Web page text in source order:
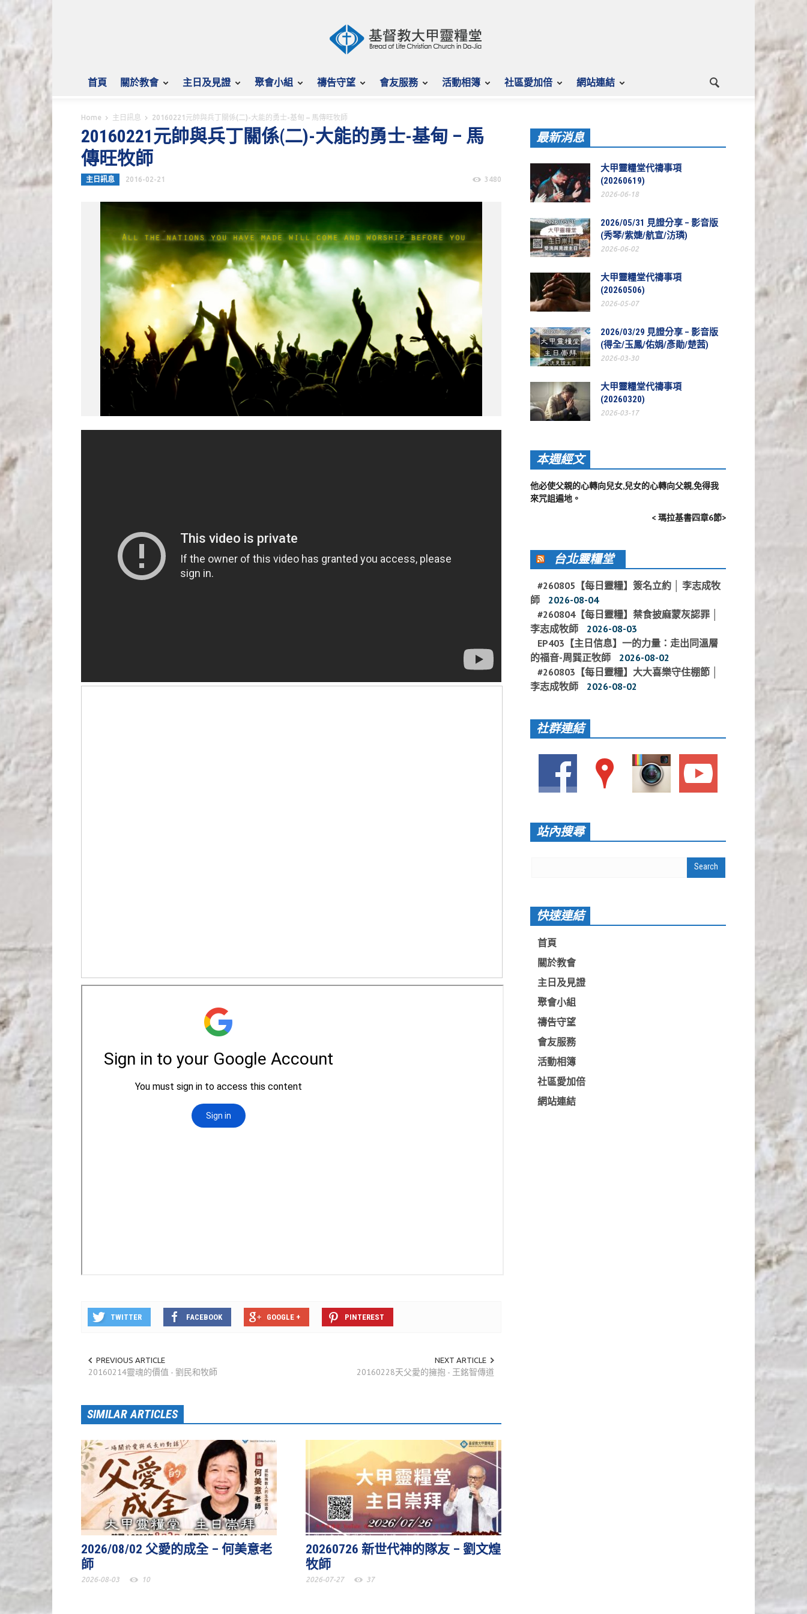
首頁 關於教會 主日及見證 聚會小組 禱告守望 會友服務 活動相簿 社區愛加倍 網站連結
Home 主日訊息 20160221元帥與兵丁關係(二)-大能的勇士-基甸 – 馬傳旺牧師
20160221元帥與兵丁關係(二)-大能的勇士-基甸 – 馬
傳旺牧師
主日訊息 2016-02-21 3480
TWITTER FACEBOOK GOOGLE + PINTEREST
PREVIOUS ARTICLE
20160214靈魂的價值 - 劉民和牧師
NEXT ARTICLE
20160228天父愛的擁抱 - 王銘智傳道
SIMILAR ARTICLES
2026/08/02 父愛的成全 – 何美意老
師
2026-08-03 10
20260726 新世代神的隊友 – 劉文煌
牧師
2026-07-27 37
最新消息
大甲靈糧堂代禱事項
(20260619)
2026-06-18
2026/05/31 見證分享 – 影音版
(秀琴/紫婕/航宣/汸璘)
2026-06-02
大甲靈糧堂代禱事項
(20260506)
2026-05-07
2026/03/29 見證分享 – 影音版
(得全/玉鳳/佑娟/彥勛/楚茜)
2026-03-30
大甲靈糧堂代禱事項
(20260320)
2026-03-17
本週經文
他必使父親的心轉向兒女,兒女的心轉向父親,免得我
來咒詛遍地。
< 瑪拉基書四章6節>
台北靈糧堂
#260805【每日靈糧】簽名立約 │ 李志成牧
師
2026-08-04
#260804【每日靈糧】禁食披麻蒙灰認罪 │
李志成牧師
2026-08-03
EP403【主日信息】一的力量：走出同溫層
的福音-周巽正牧師
2026-08-02
#260803【每日靈糧】大大喜樂守住棚節 │
李志成牧師
2026-08-02
社群連結
站內搜尋
快速連結
首頁
關於教會
主日及見證
聚會小組
禱告守望
會友服務
活動相簿
社區愛加倍
網站連結